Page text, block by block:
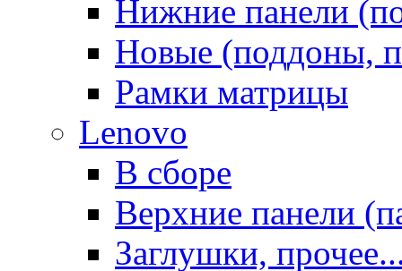
Нижние панели
Новые (поддоны,
Рамки матрицы
Lenovo
В сборе
Верхние панели
Заглушки,